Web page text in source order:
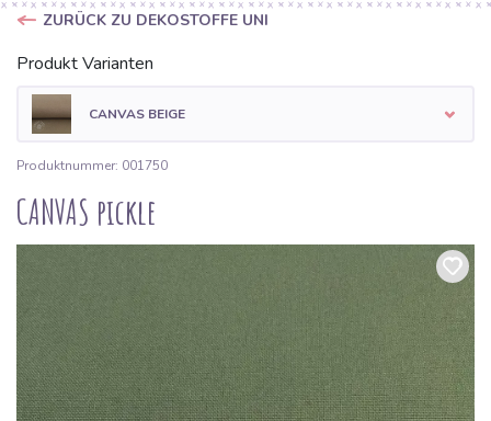
ZURÜCK ZU DEKOSTOFFE UNI
Produkt Varianten
CANVAS BEIGE
Produktnummer: 001750
CANVAS pickle